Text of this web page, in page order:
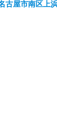
古屋市南区上